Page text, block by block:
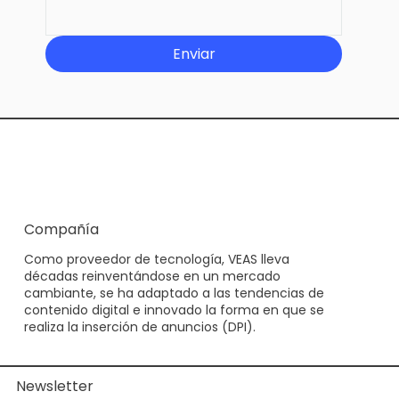
Enviar
Compañía
Como proveedor de tecnología, VEAS lleva
décadas reinventándose en un mercado
cambiante, se ha adaptado a las tendencias de
contenido digital e innovado la forma en que se
realiza la inserción de anuncios (DPI).
Newsletter